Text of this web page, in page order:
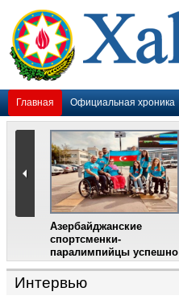
Главная Официальная хроника
Азербайджанские
спортсменки-
паралимпийцы успешно
выступили на III
Международном
фестивале парашютного
Интервью